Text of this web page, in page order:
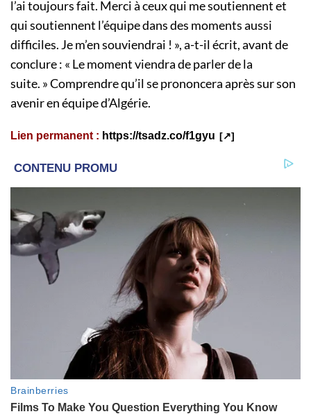
l’ai toujours fait. Merci à ceux qui me soutiennent et
qui soutiennent l’équipe dans des moments aussi
difficiles. Je m’en souviendrai ! », a-t-il écrit, avant de
conclure : « Le moment viendra de parler de la
suite. » Comprendre qu’il se prononcera après sur son
avenir en équipe d’Algérie.
Lien permanent : https://tsadz.co/f1gyu